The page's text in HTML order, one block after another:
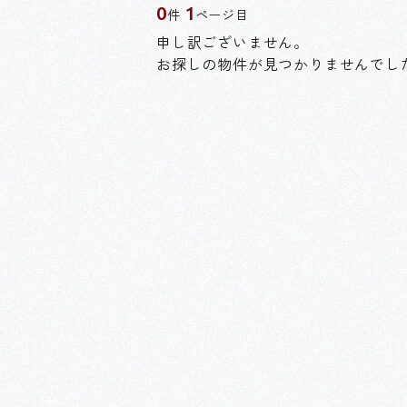
0件 1 ページ目
申し訳ございません。
お探しの物件が見つかりませんでし